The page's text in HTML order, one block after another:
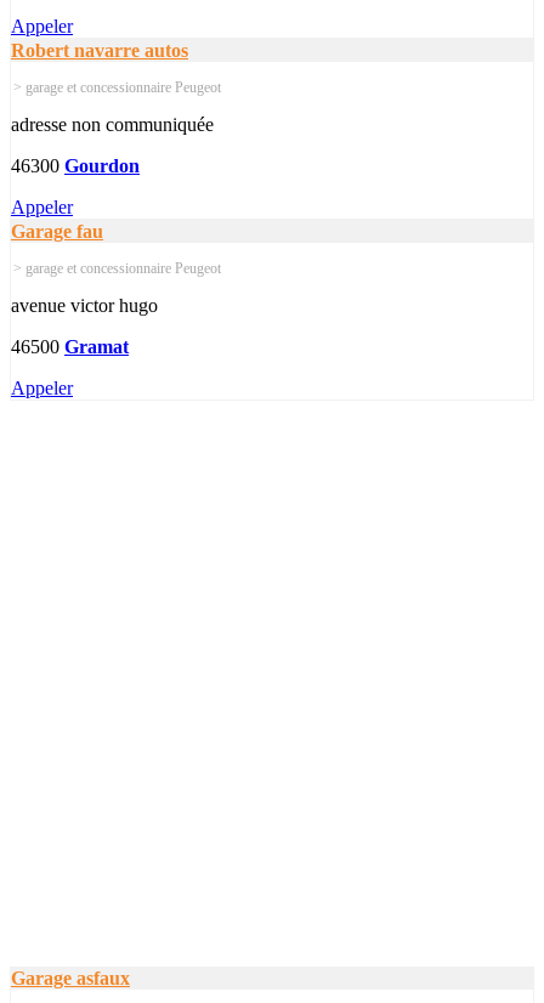
Appeler
Robert navarre autos
> garage et concessionnaire Peugeot
adresse non communiquée
46300 Gourdon
Appeler
Garage fau
> garage et concessionnaire Peugeot
avenue victor hugo
46500 Gramat
Appeler
Garage asfaux